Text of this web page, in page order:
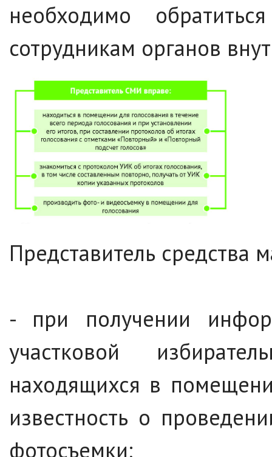
необходимо
сотрудникам органов
Представитель средства
- при получении
участковой
находящихся в
известность о
фотосъемки;